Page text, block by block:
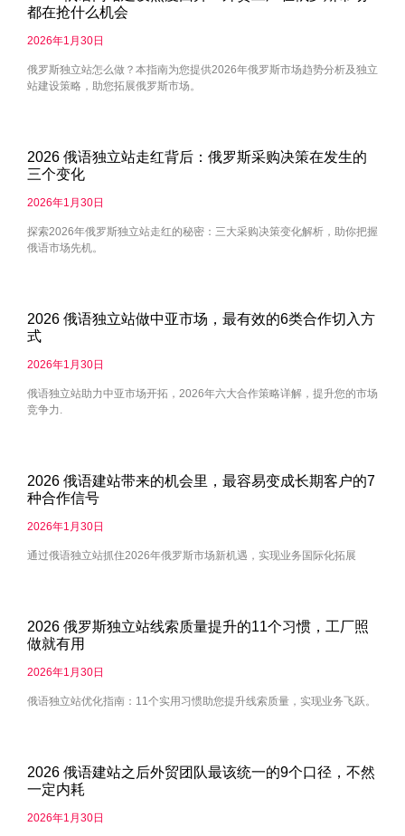
都在抢什么机会
2026年1月30日
俄罗斯独立站怎么做？本指南为您提供2026年俄罗斯市场趋势分析及独立
站建设策略，助您拓展俄罗斯市场。
2026 俄语独立站走红背后：俄罗斯采购决策在发生的
三个变化
2026年1月30日
探索2026年俄罗斯独立站走红的秘密：三大采购决策变化解析，助你把握
俄语市场先机。
2026 俄语独立站做中亚市场，最有效的6类合作切入方
式
2026年1月30日
俄语独立站助力中亚市场开拓，2026年六大合作策略详解，提升您的市场
竞争力.
2026 俄语建站带来的机会里，最容易变成长期客户的7
种合作信号
2026年1月30日
通过俄语独立站抓住2026年俄罗斯市场新机遇，实现业务国际化拓展
2026 俄罗斯独立站线索质量提升的11个习惯，工厂照
做就有用
2026年1月30日
俄语独立站优化指南：11个实用习惯助您提升线索质量，实现业务飞跃。
2026 俄语建站之后外贸团队最该统一的9个口径，不然
一定内耗
2026年1月30日